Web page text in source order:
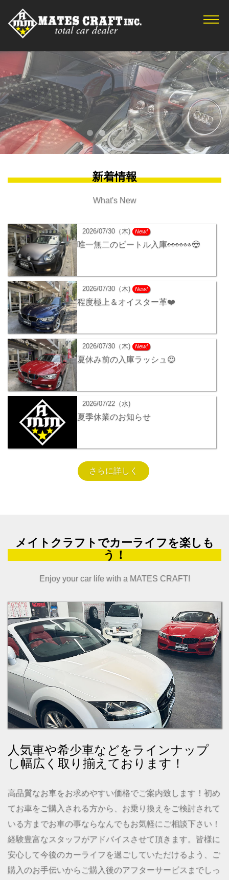
TOP
在庫車情報
サービス
会社概要
アクセス
お問合せ
新着情報
What's New
2026/07/30（木) New!
唯一無二のビートル入庫👀👀👀😍
2026/07/30（木) New!
程度極上＆オイスター革❤️
2026/07/30（木) New!
夏休み前の入庫ラッシュ😍
2026/07/22（水)
夏季休業のお知らせ
さらに詳しく
メイトクラフトでカーライフを楽しも
う！
Enjoy your car life with a MATES CRAFT!
人気車や希少車などをラインナップ
し幅広く取り揃えております！
高品質なお車をお求めやすい価格でご案内致します！初め
てお車をご購入される方から、お乗り換えをご検討されて
いる方までお車の事ならなんでもお気軽にご相談下さい！
経験豊富なスタッフがアドバイスさせて頂きます。皆様に
安心して今後のカーライフを過ごしていただけるよう、ご
購入のお手伝いからご購入後のアフターサービスまでしっ